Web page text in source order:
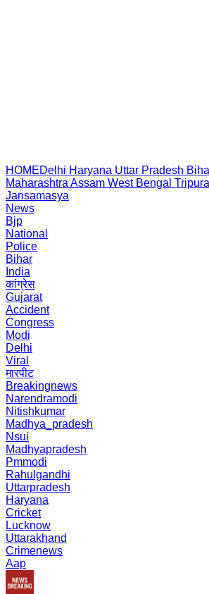
HOMEDelhi Haryana Uttar Pradesh
Maharashtra Assam West Bengal Tripura
Jansamasya
News
Bjp
National
Police
Bihar
India
कांग्रेस
Gujarat
Accident
Congress
Modi
Delhi
Viral
मारपीट
Breakingnews
Narendramodi
Nitishkumar
Madhya_pradesh
Nsui
Madhyapradesh
Pmmodi
Rahulgandhi
Uttarpradesh
Haryana
Cricket
Lucknow
Uttarakhand
Crimenews
Aap